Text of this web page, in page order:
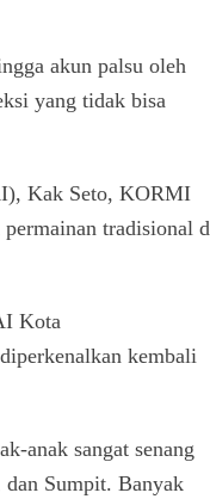
akun palsu oleh
yang tidak bisa
Kak Seto, KORMI
permainan tradisional
Kota
kembali
anak sangat senang
dan Sumpit. Banyak